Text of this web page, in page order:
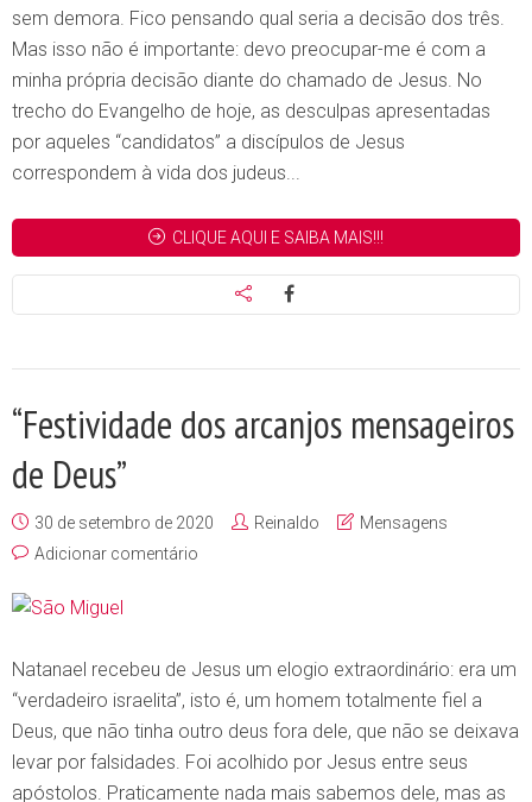
sem demora. Fico pensando qual seria a decisão dos três.
Mas isso não é importante: devo preocupar-me é com a
minha própria decisão diante do chamado de Jesus. No
trecho do Evangelho de hoje, as desculpas apresentadas
por aqueles “candidatos” a discípulos de Jesus
correspondem à vida dos judeus...
CLIQUE AQUI E SAIBA MAIS!!!
“Festividade dos arcanjos mensageiros
de Deus”
30 de setembro de 2020 Reinaldo
Mensagens
Adicionar comentário
Natanael recebeu de Jesus um elogio extraordinário: era um
“verdadeiro israelita”, isto é, um homem totalmente fiel a
Deus, que não tinha outro deus fora dele, que não se deixava
levar por falsidades. Foi acolhido por Jesus entre seus
apóstolos. Praticamente nada mais sabemos dele, mas as